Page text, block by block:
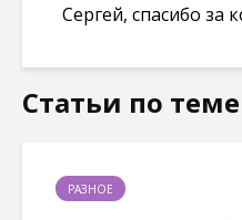
Сергей, спасибо за
Статьи по теме
РАЗНОЕ